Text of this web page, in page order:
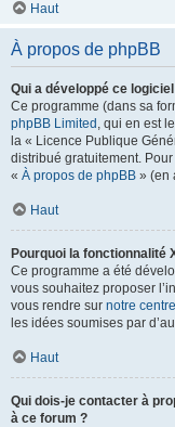
Haut
À propos de phpBB
Qui a développé ce
Ce programme (dans sa
phpBB Limited , qui en est
la « Licence Publique
distribué gratuitement.
« À propos de phpBB » (en
Haut
Pourquoi la fonctionnalité
Ce programme a été
vous souhaitez proposer
vous rendre sur notre
les idées soumises par
Haut
Qui dois-je contacter à
à ce forum ?